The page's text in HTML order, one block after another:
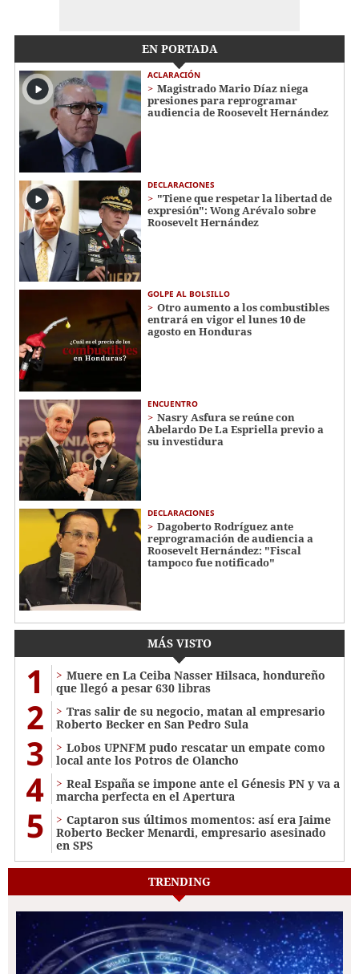
EN PORTADA
ACLARACIÓN
Magistrado Mario Díaz niega
presiones para reprogramar
audiencia de Roosevelt Hernández
DECLARACIONES
"Tiene que respetar la libertad de
expresión": Wong Arévalo sobre
Roosevelt Hernández
GOLPE AL BOLSILLO
Otro aumento a los combustibles
entrará en vigor el lunes 10 de
agosto en Honduras
ENCUENTRO
Nasry Asfura se reúne con
Abelardo De La Espriella previo a
su investidura
DECLARACIONES
Dagoberto Rodríguez ante
reprogramación de audiencia a
Roosevelt Hernández: "Fiscal
tampoco fue notificado"
MÁS VISTO
1
Muere en La Ceiba Nasser Hilsaca, hondureño
que llegó a pesar 630 libras
2
Tras salir de su negocio, matan al empresario
Roberto Becker en San Pedro Sula
3
Lobos UPNFM pudo rescatar un empate como
local ante los Potros de Olancho
4
Real España se impone ante el Génesis PN y va a
marcha perfecta en el Apertura
5
Captaron sus últimos momentos: así era Jaime
Roberto Becker Menardi​​​, empresario asesinado
en SPS
TRENDING